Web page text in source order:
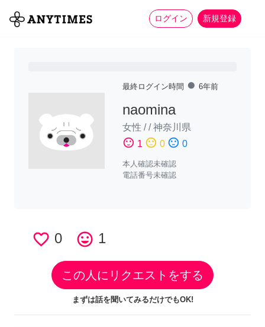
ログイン 新規登録
全て 家事 more_horiz
最終ログイン時間 fiber_manual_record 6年前
naomina
女性 //神奈川県
sentiment_satisfied 1 sentiment_neutral 0 sentiment_dissatisfied 0
本人確認未確認
電話番号未確認
favorite_border 0 tag_faces 1
この人にリクエストをする
まずは話を聞いてみるだけでもOK!